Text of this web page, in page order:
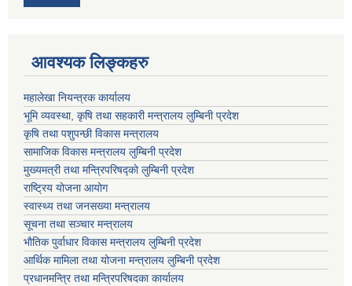
आवश्यक लिङ्कहरु
महालेखा नियन्त्रक कार्यालय
भूमि व्यवस्था, कृषि तथा सहकारी मन्त्रालय लुम्बिनी प्रदेश
कृषि तथा पशुपन्छी विकास मन्त्रालय
सामाजिक विकास मन्त्रालय लुम्बिनी प्रदेश
मुख्यमत्री तथा मन्त्रिपरिषद्काे लुम्बिनी प्रदेश
राष्ट्रिय योजना आयोग
स्वास्थ्य तथा जनसख्या मन्त्रालय
सूचना तथा सञ्चार मन्त्रालय
भाैतिक पुर्वाधार विकास मन्त्रालय लुम्बिनी प्रदेश
आर्थिक मामिला तथा योजना मन्त्रालय लुम्बिनी प्रदेश
प्रधानमन्त्रि तथा मन्त्रिपरिषदका कार्यालय